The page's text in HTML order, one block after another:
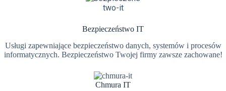
Bezpieczeństwo IT
Usługi zapewniające bezpieczeństwo danych, systemów i procesów
informatycznych. Bezpieczeństwo Twojej firmy zawsze zachowane!
Chmura IT